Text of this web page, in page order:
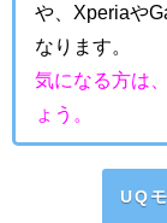
や、Xperiaや
なります。
気になる方は
ょう。
UQ